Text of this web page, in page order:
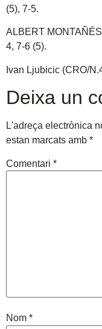
(5), 7-5.
ALBERT
4, 7-6 (5).
Ivan Ljubicic (CRO/
Deixa un
L'adreça electrònica
estan marcats amb *
Comentari *
Nom *